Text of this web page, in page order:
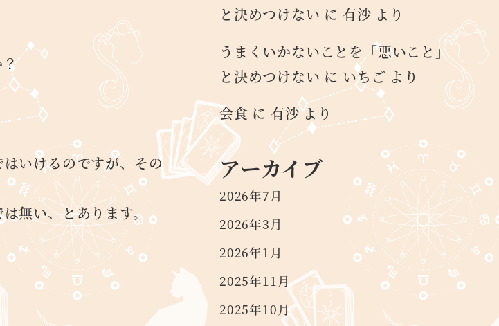
いけるのですが、その
無い、とあります。
と決めつけない に 有沙 より
うまくいかないことを「悪いこと」
と決めつけない に いちご より
会食 に 有沙より
アーカイブ
2026年7月
2026年3月
2026年1月
2025年11月
2025年10月